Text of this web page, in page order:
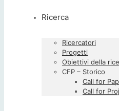
Ricerca
Ricercatori
Progetti
Obiettivi della
CFP – Storico
Call for
Call for